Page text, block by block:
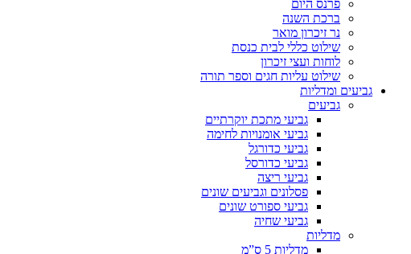
פרנס היום
ברכת השנה
נר זיכרון מואר
שילוט כללי לבית כנסת
לוחות ועצי זיכרון
שילוט עליות חגים וספר תורה
גביעים ומדליות
גביעים
גביעי מתכת יוקרתיים
גביעי אומנויות לחימה
גביעי כדורגל
גביעי כדורסל
גביעי ריצה
פסלונים וגביעים שונים
גביעי ספורט שונים
גביעי שחיה
מדליות
מדליות 5 ס”מ